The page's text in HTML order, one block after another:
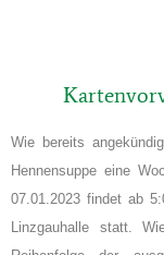
Wie bereits
Hennensuppe eine
07.01.2023 findet ab
Linzgauhalle statt.